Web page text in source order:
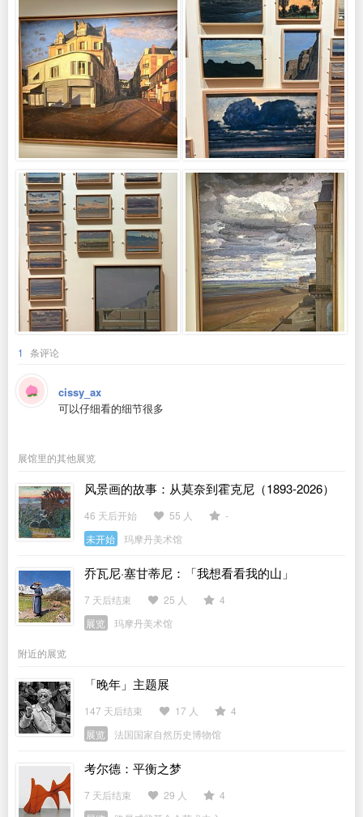
1 条评论
cissy_ax
可以仔细看的细节很多
展馆里的其他展览
风景画的故事：从莫奈到霍克尼（1893-2026）
46 天后开始 55 人
-
未开始
玛摩丹美术馆
乔瓦尼·塞甘蒂尼：「我想看看我的山」
7 天后结束 25 人
4
展览
玛摩丹美术馆
附近的展览
「晚年」主题展
147 天后结束 17 人
4
展览
法国国家自然历史博物馆
考尔德：平衡之梦
7 天后结束 29 人
4